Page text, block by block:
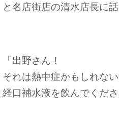
と名店街店の清水店長に
「出野さん！
それは熱中症かもしれな
経口補水液を飲んでくださ